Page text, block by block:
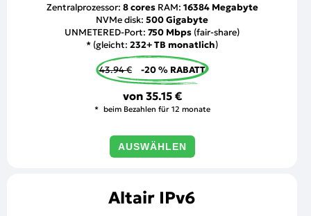
Zentralprozessor: 8 coresRAM: 16384 Megabyte
NVMe disk: 500 Gigabyte
UNMETERED-Port: 750 Mbps (fair-share)
* (gleicht: 232+ TB monatlich)
43.94 € -20 % RABATT
von 35.15 €
beim Bezahlen für 12 monate
AUSWÄHLEN
Altair IPv6